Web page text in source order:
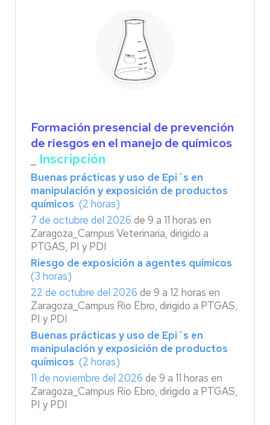
Formación presencial de prevención
de riesgos en el manejo de químicos
Inscripción
Buenas prácticas y uso de Epi´s en
manipulación y exposición de productos
químicos (2 horas)
7 de octubre del 2026 de 9 a 11 horas en
Zaragoza_Campus Veterinaria, dirigido a
PTGAS, PI y PDI
Riesgo de exposición a agentes químicos
(3 horas)
22 de octubre del 2026 de 9 a 12 horas en
Zaragoza_Campus Rio Ebro, dirigido a PTGAS,
PI y PDI
Buenas prácticas y uso de Epi´s en
manipulación y exposición de productos
químicos (2 horas)
11 de noviembre del 2026 de 9 a 11 horas en
Zaragoza_Campus Rio Ebro, dirigido a PTGAS,
PI y PDI